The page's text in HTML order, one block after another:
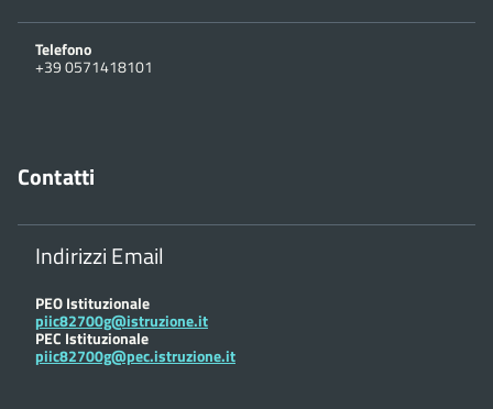
Telefono
+39 0571418101
Contatti
Indirizzi Email
PEO Istituzionale
piic82700g@istruzione.it
PEC Istituzionale
piic82700g@pec.istruzione.it